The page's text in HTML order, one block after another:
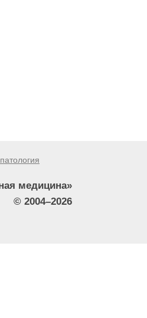
медицина»
© 2004–2026